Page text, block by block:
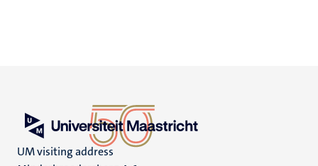
UM visiting address